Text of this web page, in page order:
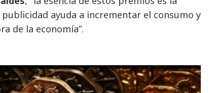
ayuda a incrementar el consumo y
de la economía”.